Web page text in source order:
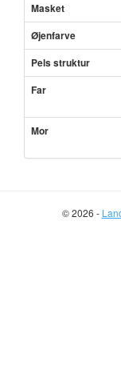
Masket
Øjenfarve
Pels struktur
Far
Mor
© 2026 -